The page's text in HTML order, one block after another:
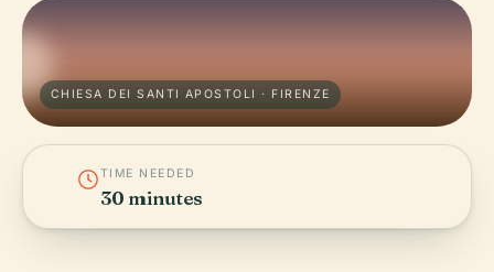
CHIESA DEI SANTI APOSTOLI · FIRENZE
TIME NEEDED
30 minutes